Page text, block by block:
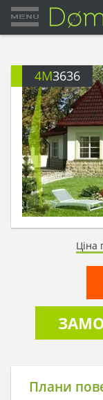
4M3636
Ціна
Плани